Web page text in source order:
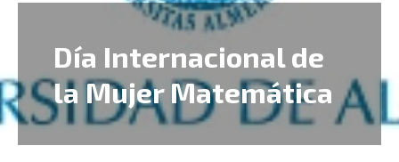
Día Internacional de
la Mujer Matemática